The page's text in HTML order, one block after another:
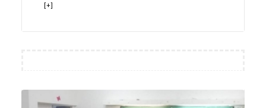
[+]